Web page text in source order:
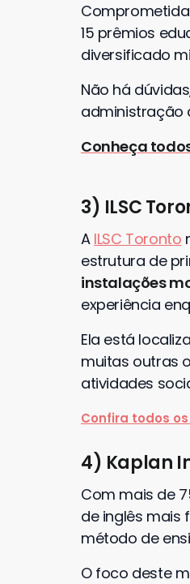
15 prêmios
diversificado
Não há
administração
Conheça
3) ILSC
A ILSC Toronto
estrutura de
instalações
experiência
Ela está
muitas outras
atividades
Confira todos
4) Kaplan
Com mais de
de inglês mais
método de
O foco deste